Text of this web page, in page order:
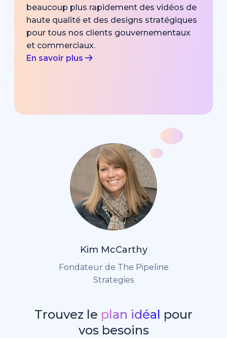
beaucoup plus rapidement des vidéos de
haute qualité et des designs stratégiques
pour tous nos clients gouvernementaux
et commerciaux.
En savoir plus
Kim McCarthy
Fondateur de The Pipeline
Strategies
Trouvez le plan idéal pour
vos besoins